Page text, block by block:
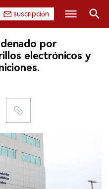
suscripción
por
electrónicos y